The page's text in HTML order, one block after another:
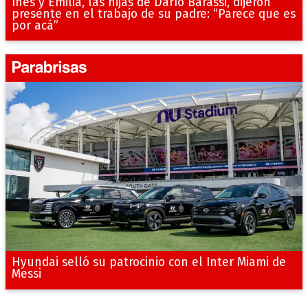
presente en el trabajo de su padre: “Parece que es
por acá”
Hyundai selló su patrocinio con el Inter Miami de
Messi